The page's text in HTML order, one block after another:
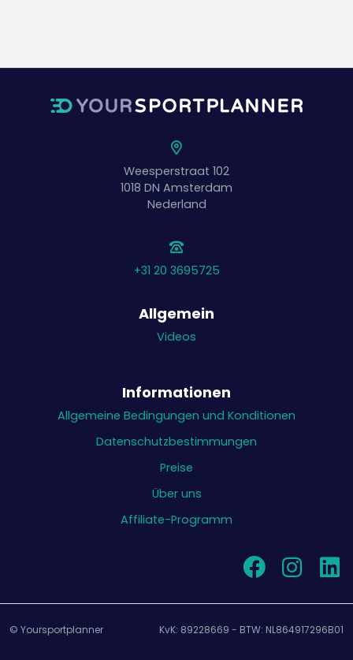
Weesperstraat 102
1018 DN Amsterdam
Nederland
+31 20 3695725
Allgemein
Videos
Informationen
Allgemeine Bedingungen und Konditionen
Datenschutzbestimmungen
Preise
Über uns
Affiliate-Programm
© Yoursportplanner KvK: 89228669 - BTW: NL864917296B01